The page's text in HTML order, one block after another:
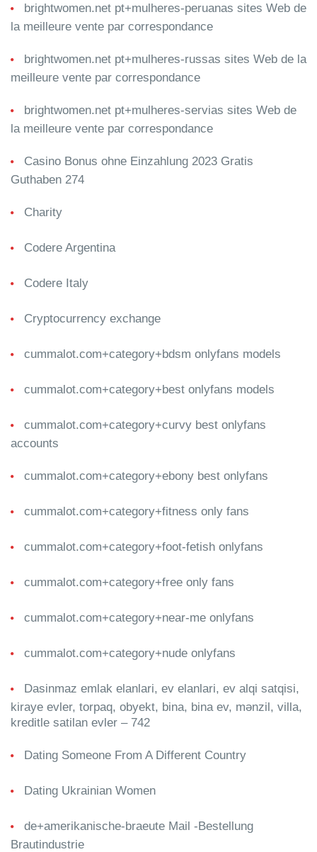
brightwomen.net pt+mulheres-peruanas sites Web de
la meilleure vente par correspondance
brightwomen.net pt+mulheres-russas sites Web de la
meilleure vente par correspondance
brightwomen.net pt+mulheres-servias sites Web de
la meilleure vente par correspondance
Casino Bonus ohne Einzahlung 2023 Gratis
Guthaben 274
Charity
Codere Argentina
Codere Italy
Cryptocurrency exchange
cummalot.com+category+bdsm onlyfans models
cummalot.com+category+best onlyfans models
cummalot.com+category+curvy best onlyfans
accounts
cummalot.com+category+ebony best onlyfans
cummalot.com+category+fitness only fans
cummalot.com+category+foot-fetish onlyfans
cummalot.com+category+free only fans
cummalot.com+category+near-me onlyfans
cummalot.com+category+nude onlyfans
Dasinmaz emlak elanlari, ev elanlari, ev alqi satqisi,
kiraye evler, torpaq, obyekt, bina, bina ev, mənzil, villa,
kreditle satilan evler – 742
Dating Someone From A Different Country
Dating Ukrainian Women
de+amerikanische-braeute Mail -Bestellung
Brautindustrie